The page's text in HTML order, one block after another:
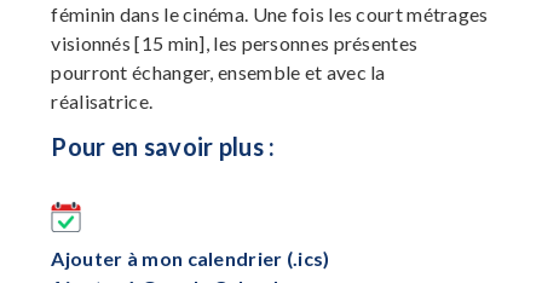
féminin dans le cinéma. Une fois les court métrages
visionnés [15 min], les personnes présentes
pourront échanger, ensemble et avec la
réalisatrice.
Pour en savoir plus :
Ajouter à mon calendrier (.ics)